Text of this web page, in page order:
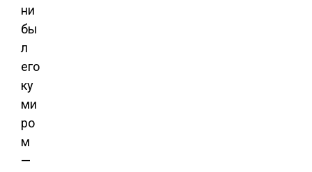
ни
бы
л
его
ку
ми
ро
м
—